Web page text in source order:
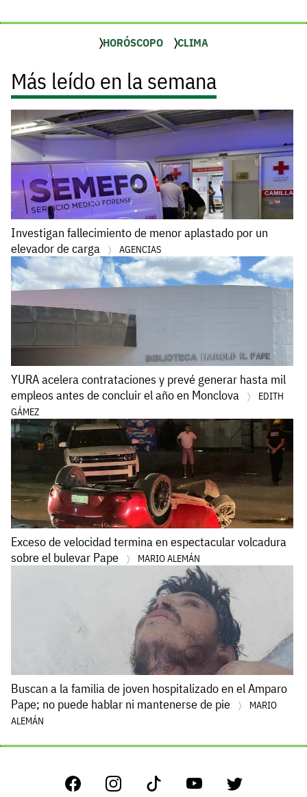
HORÓSCOPO CLIMA
Más leído en la semana
Investigan fallecimiento de menor aplastado por un
elevador de carga
AGENCIAS
YURA acelera contrataciones y prevé generar hasta mil
empleos antes de concluir el año en Monclova
EDITH
GÁMEZ
Exceso de velocidad termina en espectacular volcadura
sobre el bulevar Pape
MARIO ALEMÁN
Buscan a la familia de joven hospitalizado en el Amparo
Pape; no puede hablar ni mantenerse de pie
MARIO
ALEMÁN